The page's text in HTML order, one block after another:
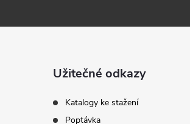
Užitečné odkazy
Katalogy ke stažení
Poptávka